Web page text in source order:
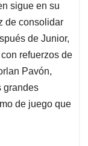
sigue en su
de consolidar
de Junior,
refuerzos de
Pavón,
grandes
de juego que